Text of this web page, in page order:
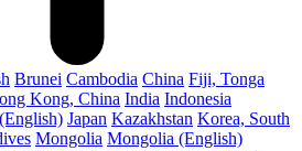
Brunei Cambodia China Fiji, Tonga
Kong, China India Indonesia
Japan Kazakhstan Korea, South
Mongolia Mongolia (English)